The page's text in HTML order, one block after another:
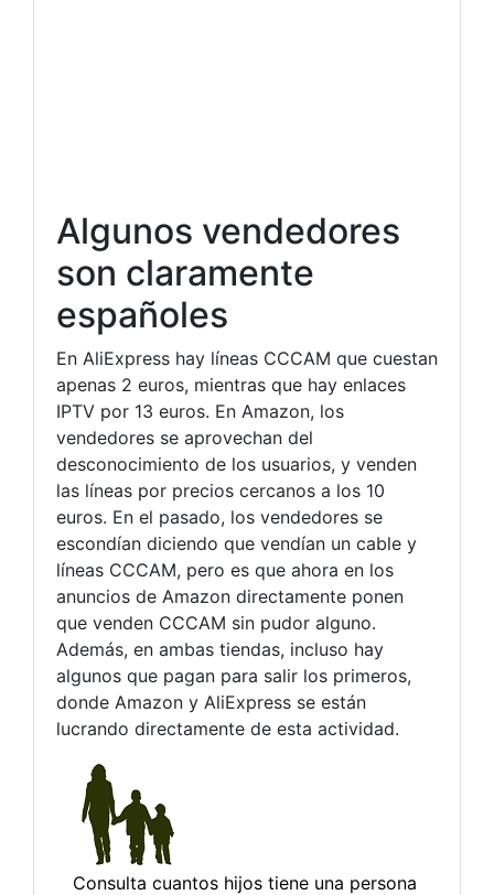
Algunos vendedores
son claramente
españoles
En AliExpress hay líneas CCCAM que cuestan
apenas 2 euros, mientras que hay enlaces
IPTV por 13 euros. En Amazon, los
vendedores se aprovechan del
desconocimiento de los usuarios, y venden
las líneas por precios cercanos a los 10
euros. En el pasado, los vendedores se
escondían diciendo que vendían un cable y
líneas CCCAM, pero es que ahora en los
anuncios de Amazon directamente ponen
que venden CCCAM sin pudor alguno.
Además, en ambas tiendas, incluso hay
algunos que pagan para salir los primeros,
donde Amazon y AliExpress se están
lucrando directamente de esta actividad.